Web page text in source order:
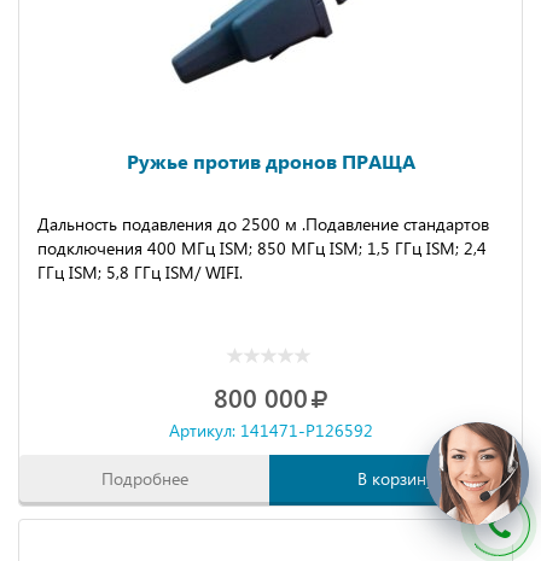
Ружье против дронов ПРАЩА
Дальность подавления до 2500 м .Подавление стандартов
подключения 400 МГц ISM; 850 МГц ISM; 1,5 ГГц ISM; 2,4
ГГц ISM; 5,8 ГГц ISM/ WIFI.
800 000
Артикул: 141471-P126592
Подробнее В корзину